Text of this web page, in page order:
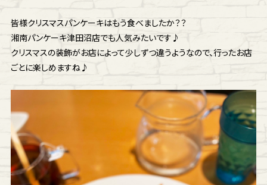
皆様クリスマスパンケーキはもう食べましたか？？
湘南パンケーキ津田沼店でも人気みたいです♪
クリスマスの装飾がお店によって少しずつ違うようなので、行ったお店
ごとに楽しめますね♪